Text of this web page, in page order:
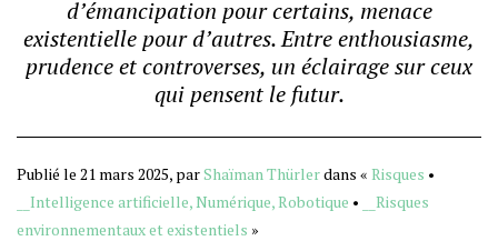
d’émancipation pour certains, menace
existentielle pour d’autres. Entre enthousiasme,
prudence et controverses, un éclairage sur ceux
qui pensent le futur.
Publié le 21 mars 2025, parShaïman Thürlerdans « Risques •
__Intelligence artificielle, Numérique, Robotique •
__Risques
environnementaux et existentiels »